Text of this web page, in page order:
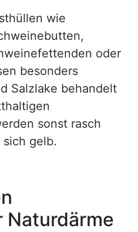
wie
oder
besonders
Salzlake behandelt
sonst rasch
gelb.